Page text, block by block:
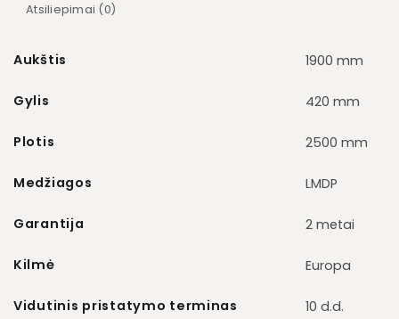
Atsiliepimai (0)
Aukštis 1900 mm
Gylis 420 mm
Plotis 2500 mm
Medžiagos LMDP
Garantija 2 metai
Kilmė Europa
Vidutinis pristatymo terminas 10 d.d.